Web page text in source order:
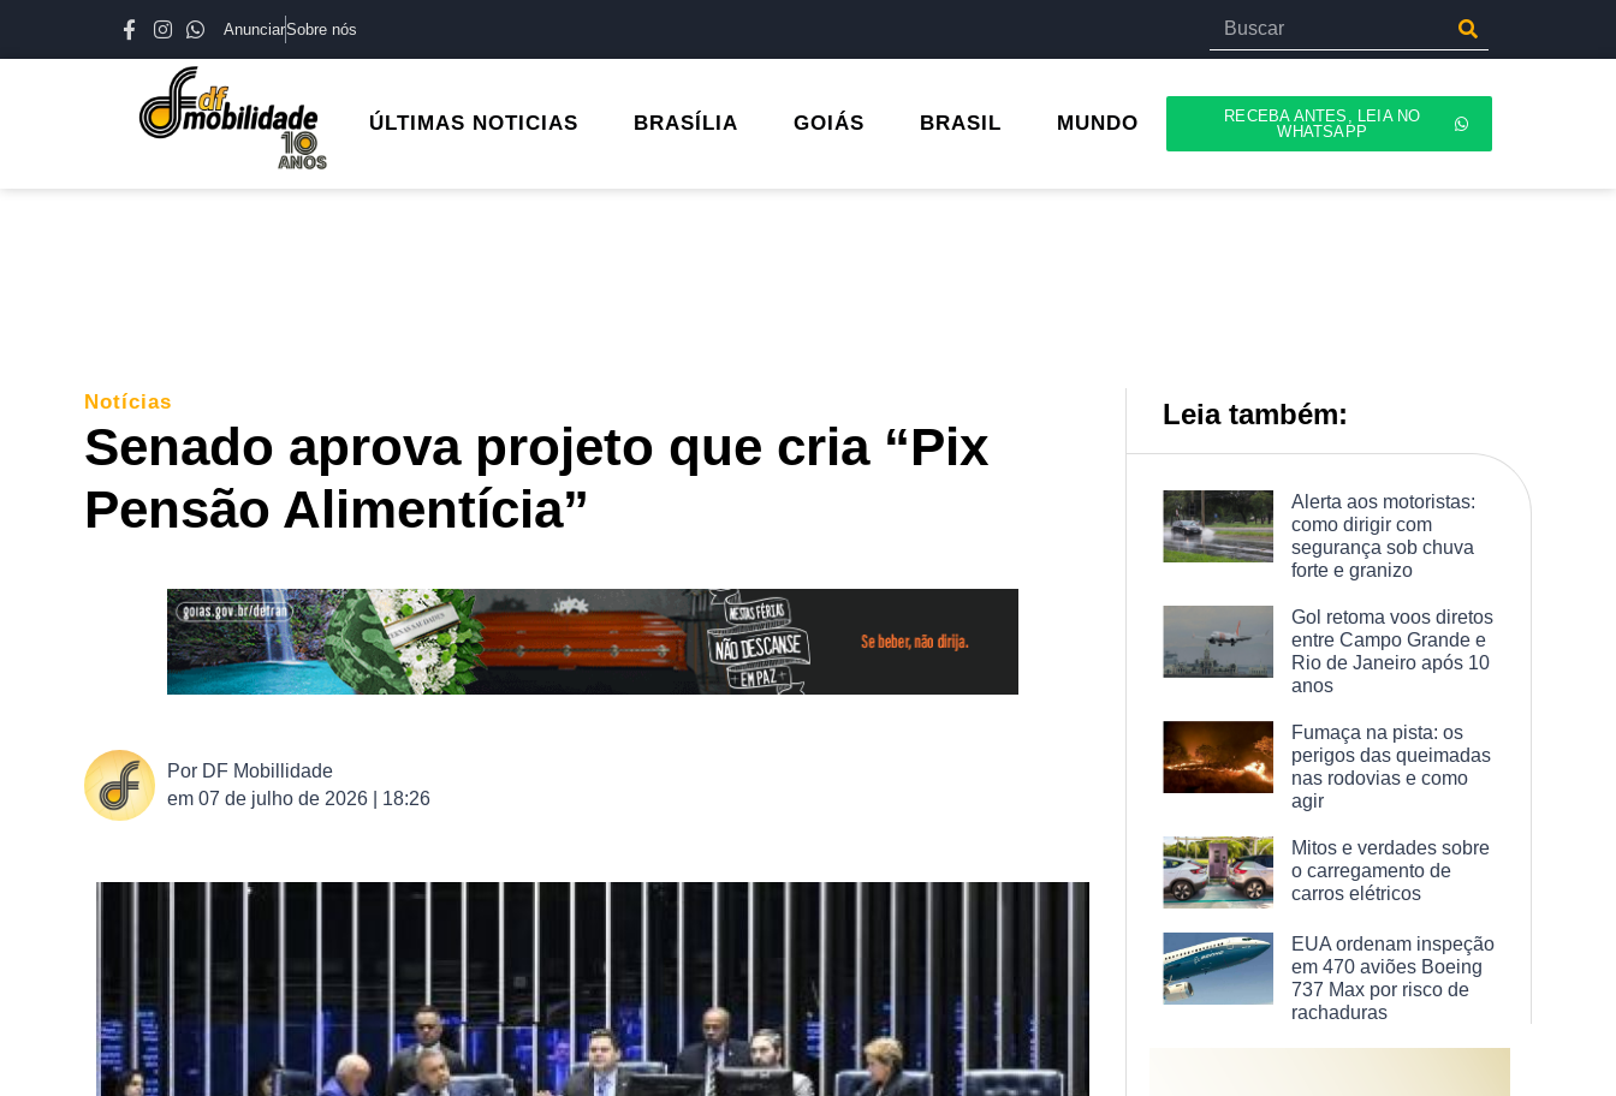
AnunciarSobre nós
ÚLTIMAS NOTICIAS BRASÍLIA GOIÁS BRASIL MUNDO
RECEBA ANTES, LEIA NO
WHATSAPP
Notícias
Senado aprova projeto que cria “Pix
Pensão Alimentícia”
Por DF Mobillidade
em 07 de julho de 2026 | 18:26
Leia também:
Alerta aos motoristas:
como dirigir com
segurança sob chuva
forte e granizo
Gol retoma voos diretos
entre Campo Grande e
Rio de Janeiro após 10
anos
Fumaça na pista: os
perigos das queimadas
nas rodovias e como
agir
Mitos e verdades sobre
o carregamento de
carros elétricos
EUA ordenam inspeção
em 470 aviões Boeing
737 Max por risco de
rachaduras